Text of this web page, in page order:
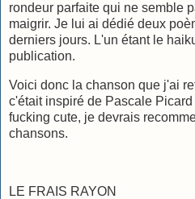
rondeur parfaite qui ne semble
maigrir. Je lui ai dédié deux
derniers jours. L'un étant le
publication.
Voici donc la chanson que j'ai
c'était inspiré de Pascale
fucking cute, je devrais
chansons.
LE FRAIS RAYON